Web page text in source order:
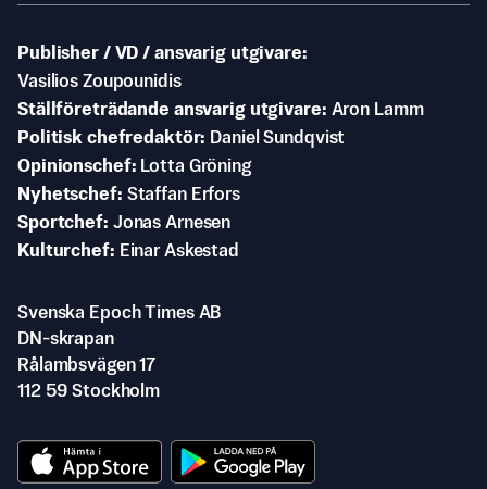
Publisher / VD / ansvarig utgivare
Vasilios Zoupounidis
Ställföreträdande ansvarig utgivare Aron Lamm
Politisk chefredaktör
Daniel Sundqvist
Opinionschef
Lotta Gröning
Nyhetschef Staffan Erfors
Sportchef Jonas Arnesen
Kulturchef
Einar Askestad
Svenska Epoch Times AB
DN-skrapan
Rålambsvägen 17
112 59 Stockholm